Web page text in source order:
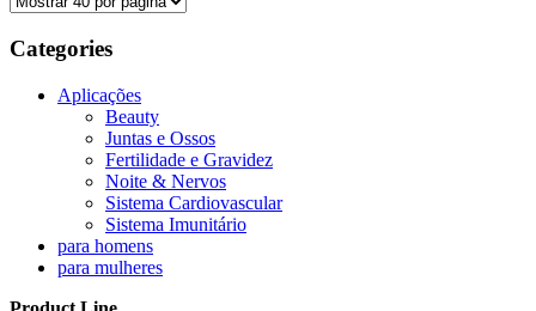
Categories
Aplicações
Beauty
Juntas e Ossos
Fertilidade e Gravidez
Noite & Nervos
Sistema Cardiovascular
Sistema Imunitário
para homens
para mulheres